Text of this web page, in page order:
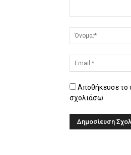
Αποθήκευσε το
σχολιάσω.